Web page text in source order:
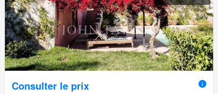
Consulter le prix